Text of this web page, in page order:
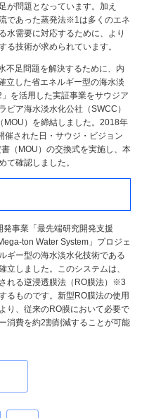
が問題となっています。加え
であった蒸発法※1は多くのエネ
水需要に対応するために、より
る技術が求められています。
不足問題を解決するために、内
立した省エネルギー型の海水淡
を活用した実証事業をサウジア
ビア海水淡水化公社（SWCC）
MOU）を締結しました。2018年
催された日・サウジ・ビジョン
（MOU）の交換式を実施し、本
て確認しました。
事業「最先端研究開発支援
ton Water System」プロジェ
ギー型の海水淡水化技術である
立しました。このシステムは、
れる逆浸透膜法（RO膜法）※3
るものです。新型RO膜法の使用
り、従来のRO膜において必要で
消費を約2割削減することが可能